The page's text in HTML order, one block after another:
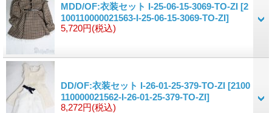
MDD/OF:衣装セット I-25-06-15-3069-TO-ZI [2
100110000021563-I-25-06-15-3069-TO-ZI]
5,720円(税込)
DD/OF:衣装セット I-26-01-25-379-TO-ZI [2100
110000021562-I-26-01-25-379-TO-ZI]
8,272円(税込)